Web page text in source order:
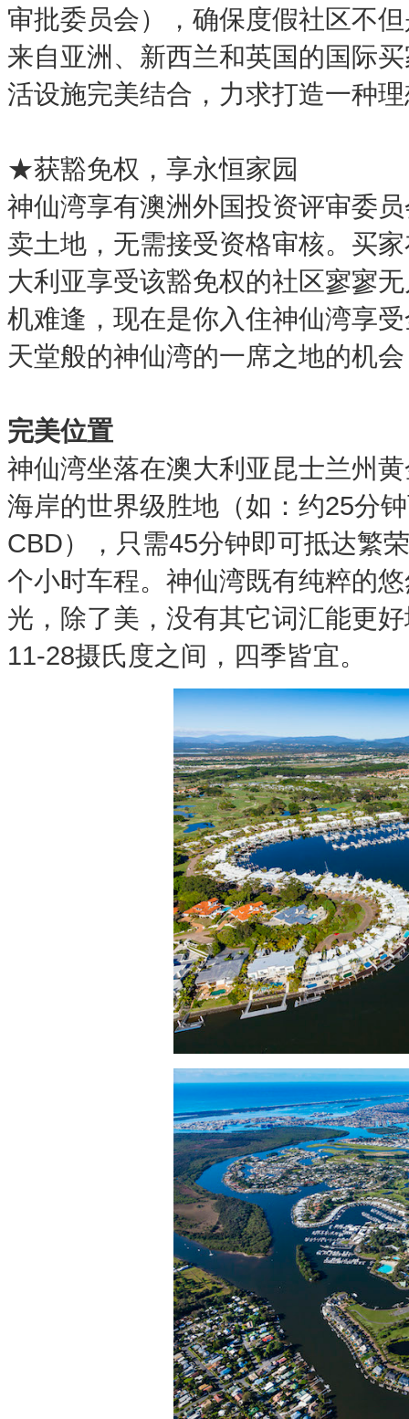
审批委员会），确保度假社区不
来自亚洲、新西兰和英国的国际
活设施完美结合，力求打造一种
★获豁免权，享永恒家园
神仙湾享有澳洲外国投资评审委
卖土地，无需接受资格审核。买
大利亚享受该豁免权的社区寥寥
机难逢，现在是你入住神仙湾享
天堂般的神仙湾的一席之地的机
完美位置
神仙湾坐落在澳大利亚昆士兰州
海岸的世界级胜地（如：约25分
CBD），只需45分钟即可抵达繁
个小时车程。神仙湾既有纯粹的
光，除了美，没有其它词汇能更
11-28摄氏度之间，四季皆宜。